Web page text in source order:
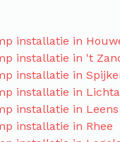
installatie in
installatie in 't
installatie in
installatie in
installatie in Leens
installatie in Rhee